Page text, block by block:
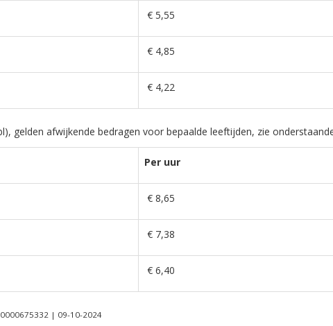
€ 5,55
€ 4,85
€ 4,22
gelden afwijkende bedragen voor bepaalde leeftijden, zie
Per uur
€ 8,65
€ 7,38
€ 6,40
| 09-10-2024